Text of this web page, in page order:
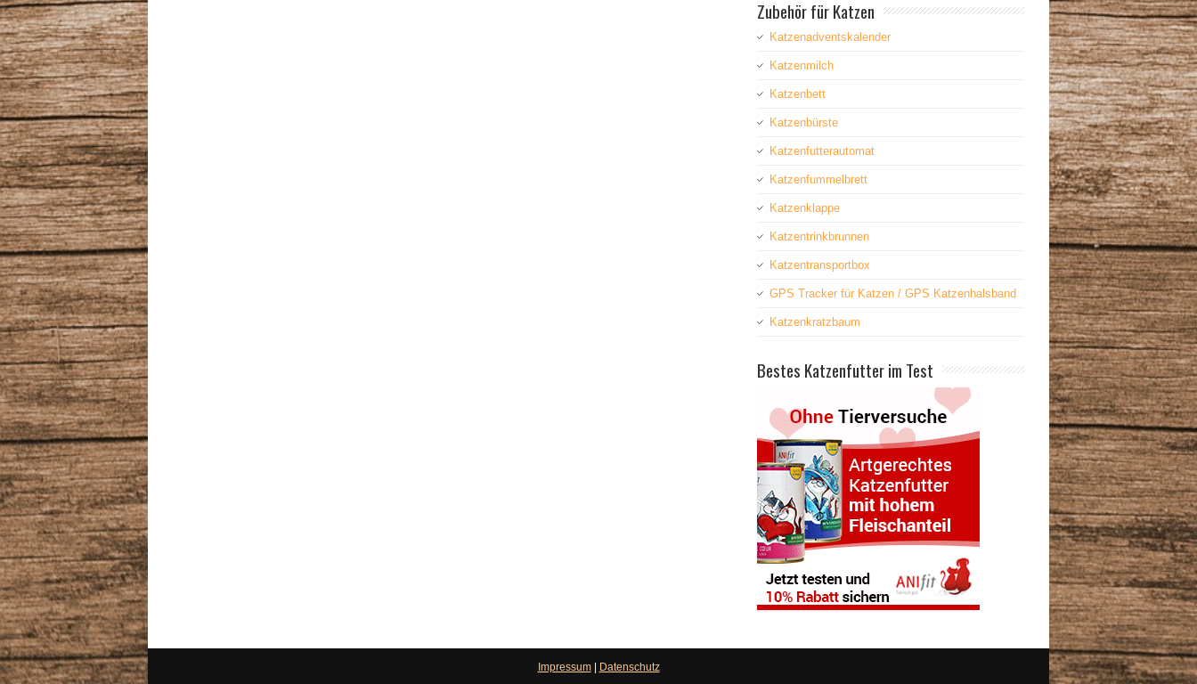
Zubehör für Katzen
Katzenadventskalender
Katzenmilch
Katzenbett
Katzenbürste
Katzenfutterautomat
Katzenfummelbrett
Katzenklappe
Katzentrinkbrunnen
Katzentransportbox
GPS Tracker für Katzen / GPS Katzenhalsband
Katzenkratzbaum
Bestes Katzenfutter im Test
Impressum| Datenschutz